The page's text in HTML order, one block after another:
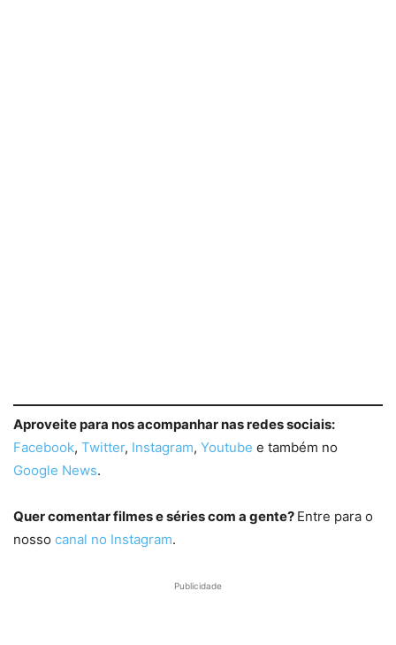
Aproveite para nos acompanhar nas redes sociais:
Facebook, Twitter, Instagram, Youtube e também no
Google News.
Quer comentar filmes e séries com a gente? Entre para o
nosso canal no Instagram.
Publicidade